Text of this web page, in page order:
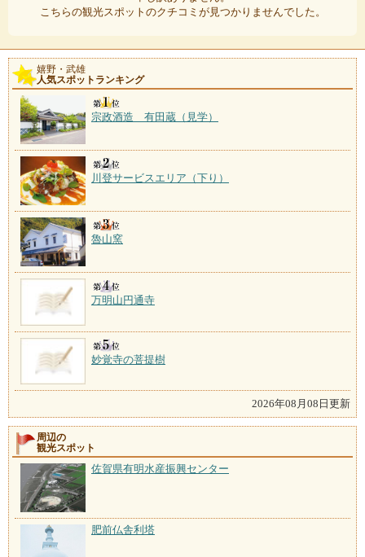
こちらの観光スポットのクチコミが見つかりませんでした。
嬉野・武雄
人気スポットランキング
宗政酒造 有田蔵（見学）
川登サービスエリア（下り）
魯山窯
万明山円通寺
妙覚寺の菩提樹
2026年08月08日更新
周辺の
観光スポット
佐賀県有明水産振興センター
肥前仏舎利塔